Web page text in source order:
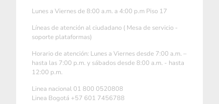
Lunes a Viernes de 8:00 a.m. a 4:00 p.m Piso 17
Líneas de atención al ciudadano ( Mesa de servicio -
soporte plataformas)
Horario de atención: Lunes a Viernes desde 7:00 a.m. –
hasta las 7:00 p.m. y sábados desde 8:00 a.m. - hasta
12:00 p.m.
Linea nacional 01 800 0520808
Linea Bogotá +57 601 7456788